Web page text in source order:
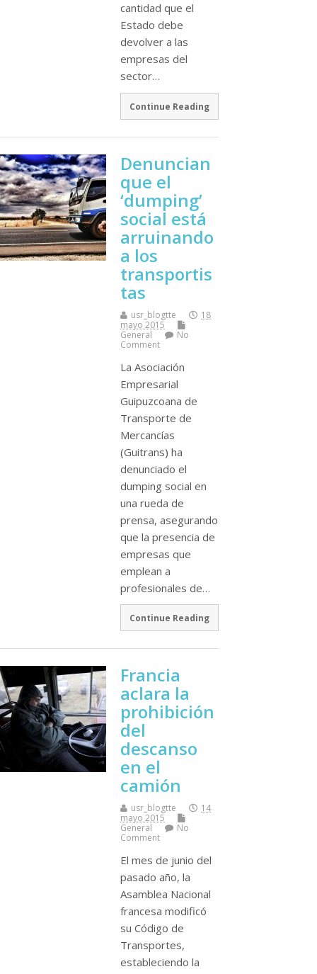
cantidad que el
Estado debe
devolver a las
empresas del
sector…
Continue Reading
Denuncian
que el
‘dumping’
social está
arruinando
a los
transportis
tas
usr_blogtte
18
mayo 2015
General
No
Comment
La Asociación
Empresarial
Guipuzcoana de
Transporte de
Mercancí­as
(Guitrans) ha
denunciado el
dumping social en
una rueda de
prensa, asegurando
que la presencia de
empresas que
emplean a
profesionales de…
Continue Reading
Francia
aclara la
prohibición
del
descanso
en el
camión
usr_blogtte
14
mayo 2015
General
No
Comment
El mes de junio del
pasado año, la
Asamblea Nacional
francesa modificó
su Código de
Transportes,
estableciendo la